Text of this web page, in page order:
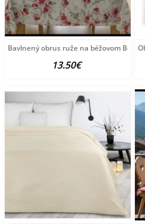
Bavlnený obrus ruže na béžovom
13.50€